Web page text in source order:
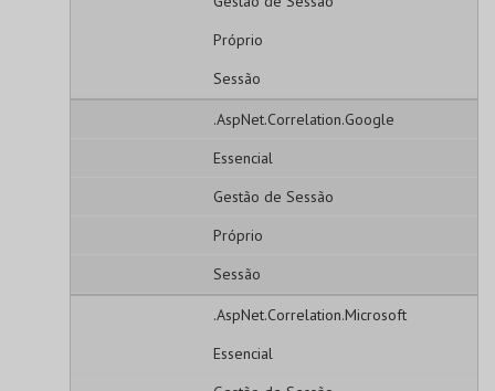
Próprio
Sessão
.AspNet.Correlation.Google
Essencial
Gestão de Sessão
Próprio
Sessão
.AspNet.Correlation.Microsoft
Essencial